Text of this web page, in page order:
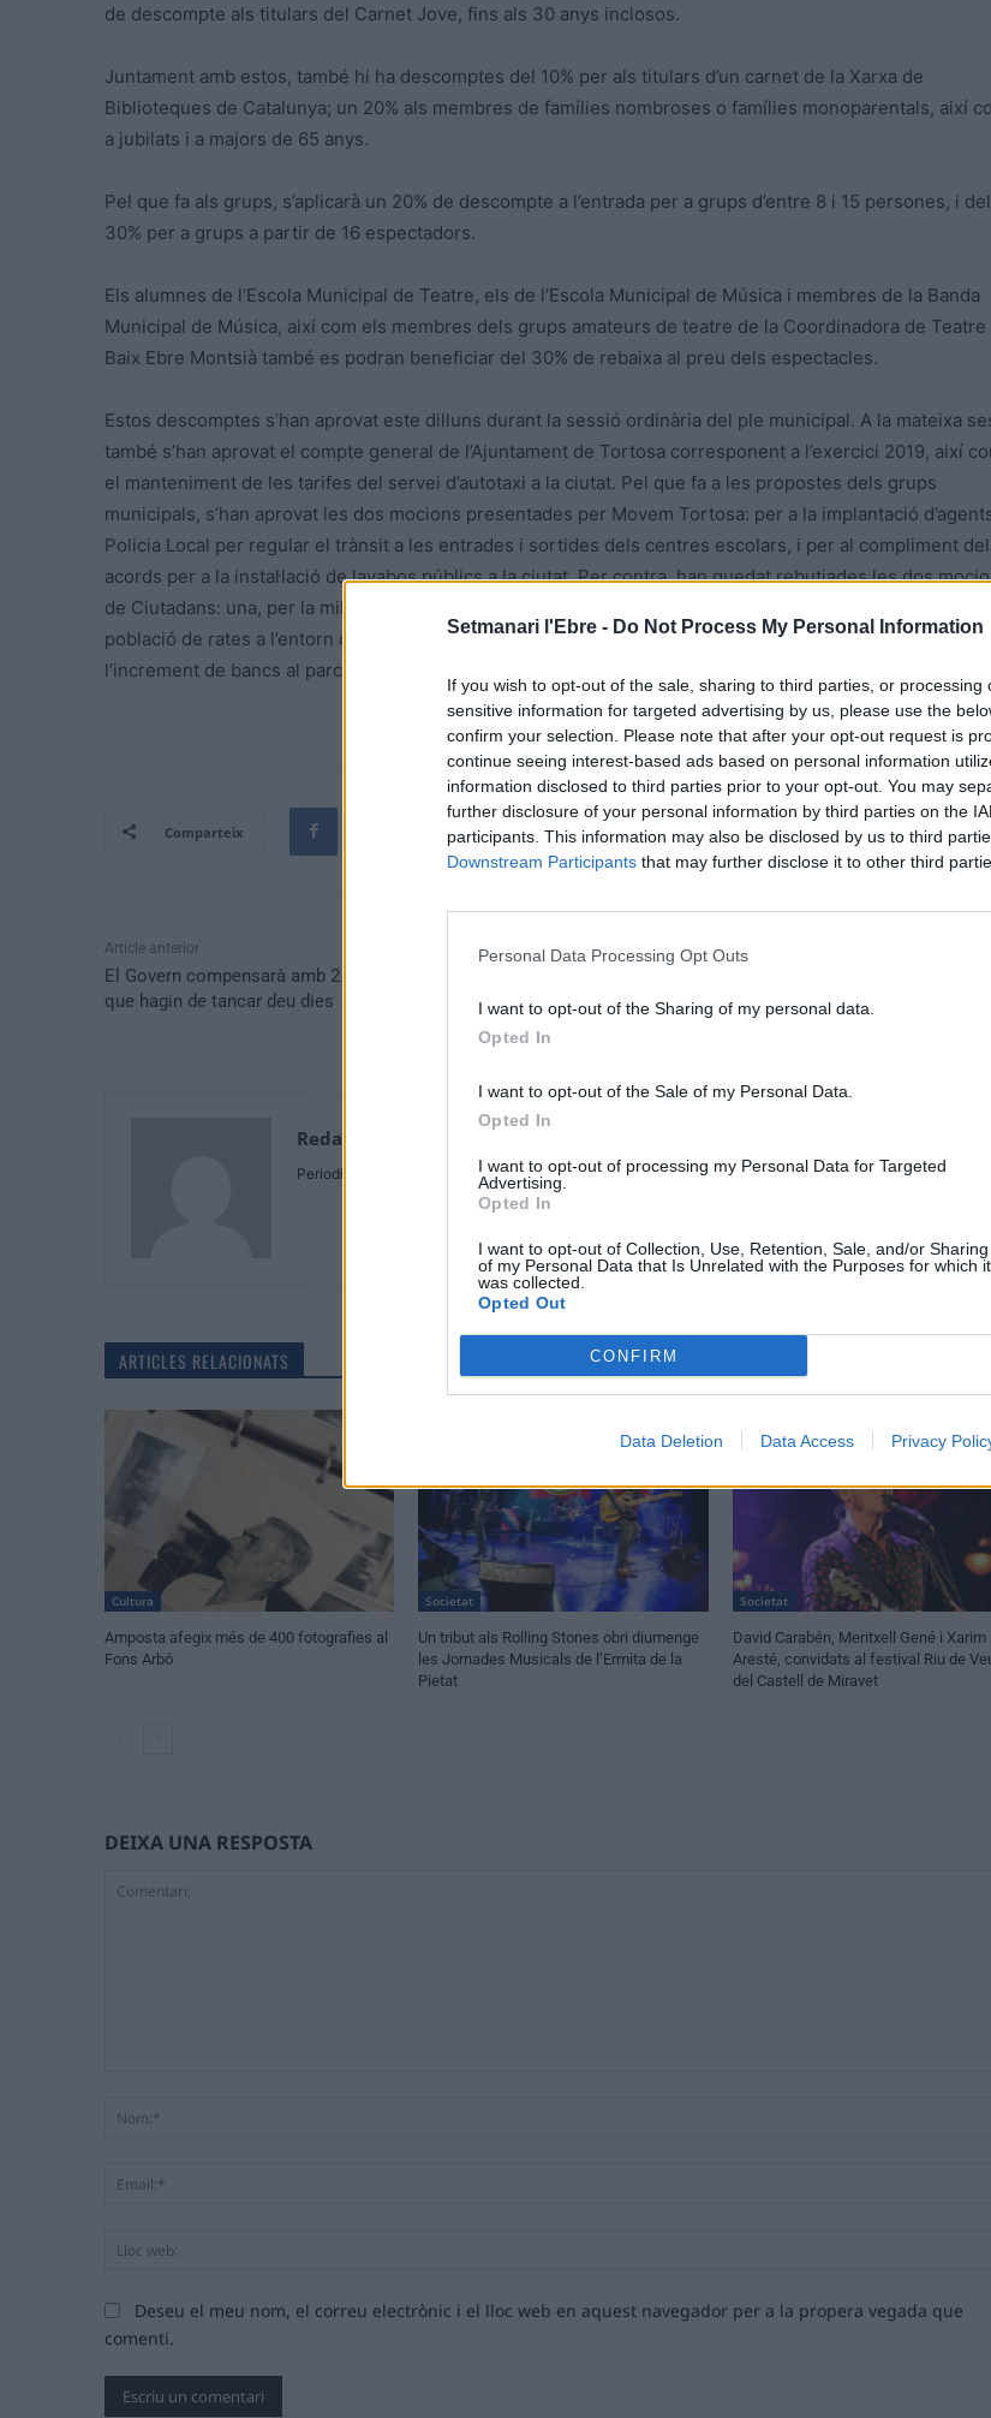
Setmanari l'Ebre - Do Not Process My Personal Information
If you wish to opt-out of the sale, sharing to third parties, or processing
sensitive information for targeted advertising by us, please use the
confirm your selection. Please note that after your opt-out request is
continue seeing interest-based ads based on personal information
information disclosed to third parties prior to your opt-out. You may
further disclosure of your personal information by third parties on the
participants. This information may also be disclosed by us to third
Downstream Participants that may further disclose it to other third
Personal Data Processing Opt Outs
I want to opt-out of the Sharing of my personal data.
Opted In
I want to opt-out of the Sale of my Personal Data.
Opted In
I want to opt-out of processing my Personal Data for Targeted
Advertising.
Opted In
I want to opt-out of Collection, Use, Retention, Sale, and/or Sharing
of my Personal Data that Is Unrelated with the Purposes for which it
was collected.
Opted Out
CONFIRM
Data Deletion Data Access Privacy
de descompte als titulars del Carnet Jove, fins als 30 anys inclosos.
Juntament amb estos, també hi ha descomptes del 10% per als titulars d’un carnet de la Xarxa de
Biblioteques de Catalunya; un 20% als membres de famílies nombroses o famílies monoparentals, així
a jubilats i a majors de 65 anys.
Pel que fa als grups, s’aplicarà un 20% de descompte a l’entrada per a grups d’entre 8 i 15 persones, i del
30% per a grups a partir de 16 espectadors.
Els alumnes de l’Escola Municipal de Teatre, els de l’Escola Municipal de Música i membres de la Banda
Municipal de Música, així com els membres dels grups amateurs de teatre de la Coordinadora de Teatre
Baix Ebre Montsià també es podran beneficiar del 30% de rebaixa al preu dels espectacles.
Estos descomptes s’han aprovat este dilluns durant la sessió ordinària del ple municipal. A la mateixa
també s’han aprovat el compte general de l’Ajuntament de Tortosa corresponent a l’exercici 2019, així
el manteniment de les tarifes del servei d’autotaxi a la ciutat. Pel que fa a les propostes dels grups
municipals, s’han aprovat les dos mocions presentades per Movem Tortosa: per a la implantació
Policia Local per regular el trànsit a les entrades i sortides dels centres escolars, i per al compliment
acords per a la instal·lació de lavabos públics a la ciutat. Per contra, han quedat rebutjades les dos
de Ciutadans: una, per la millora de l’enllumenat públic a l’avinguda Ferran d’Aragó i pel control de la
població de rates a l’entorn del carrer Vergés Paulí, i l’altra, pel manteniment dels bancs de la ciutat i
l’increment de bancs al parc Teodor Gonzalez.
Comparteix
Article anterior
El Govern compensarà amb 2.500 euros els comerços
que hagin de tancar deu dies
s’han administrat al CAP l’Aldea i a
Redaccio
Periodistes
ARTICLES RELACIONATS
Cultura
Amposta afegix més de 400 fotografies al
Fons Arbó
Societat
Un tribut als Rolling Stones obri diumenge
les Jornades Musicals de l’Ermita de la
Pietat
Societat
David Carabén, Meritxell Gené i Xarim
Aresté, convidats al festival Riu de
del Castell de Miravet
DEIXA UNA RESPOSTA
Deseu el meu nom, el correu electrònic i el lloc web en aquest navegador per a la propera vegada que
comenti.